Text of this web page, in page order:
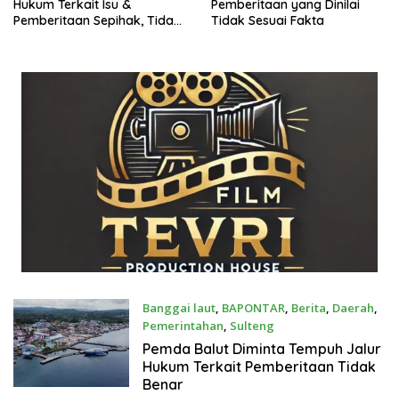
Hukum Terkait Isu &
Pemberitaan Sepihak, Tidak
Pemberitaan yang Dinilai
Tidak Sesuai Fakta
Banggai laut, BAPONTAR, Berita, Daerah,
Pemerintahan, Sulteng
Juni 19, 2025
Pemda Balut Diminta Tempuh Jalur
Hukum Terkait Pemberitaan Tidak
Benar